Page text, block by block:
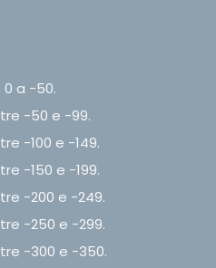
a -50.
-50 e -99.
-100 e -149.
-150 e -199.
-200 e -249.
-250 e -299.
-300 e -350.